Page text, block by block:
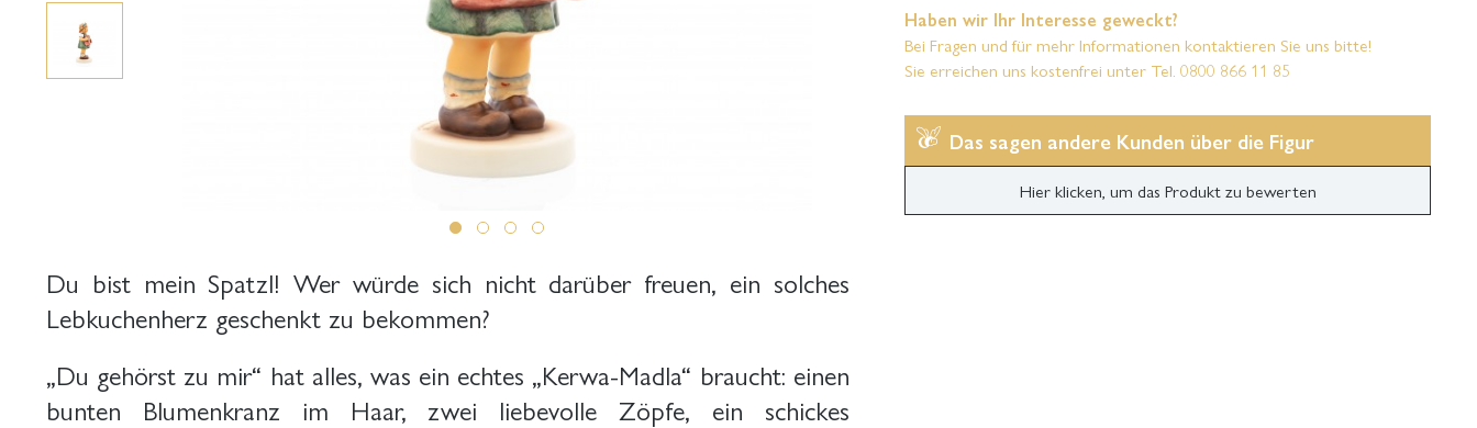
Du bist mein Spatzl! Wer würde sich nicht darüber freuen, ein solches
Lebkuchenherz geschenkt zu bekommen?
„Du gehörst zu mir“ hat alles, was ein echtes „Kerwa-Madla“ braucht: einen
bunten Blumenkranz im Haar, zwei liebevolle Zöpfe, ein schickes
Haben wir Ihr Interesse geweckt?
Bei Fragen und für mehr Informationen kontaktieren Sie uns bitte!
Sie erreichen uns kostenfrei unter Tel. 0800 866 11 85
Das sagen andere Kunden über die Figur
Hier klicken, um das Produkt zu bewerten